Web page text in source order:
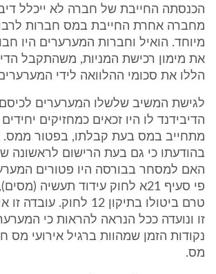
הכנסתה החייבת של חברה לא ייכלל
מחברה אחרת החייבת במס חברות
מיוחד. הואיל וחברות המערערים היו
את מימון רכישת המניות, משהתקבל
הללו את סכומי ההלוואה לידי
לגישת המשיב שלשלו המערערים
הדיבידנד לו היו זכאים כמחזיקים
מתחייב במס בעת קבלתו, בפטור ממס.
בהודעתו כי גם בעת הרישום לראשונה
האם למסחר בבורסה היו פטורים
טרם ביטולו בתיקון 12
זו ונועדה ככל הנראה להראות כי
נקודות הזמן שמהוות ברגיל אירועי מס
מס.